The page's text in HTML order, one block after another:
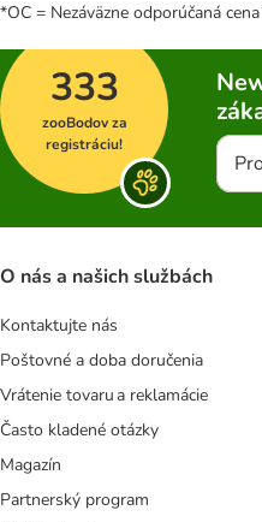
*OC = Nezáväzne odporúčaná
333
zooBodov za
registráciu!
O nás a našich službách
Kontaktujte nás
Poštovné a doba doručenia
Vrátenie tovaru a reklamácie
Často kladené otázky
Magazín
Partnerský program